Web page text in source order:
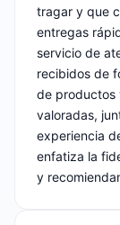
tragar y que
entregas
servicio de
recibidos de
de productos
valoradas,
experiencia
enfatiza la
y